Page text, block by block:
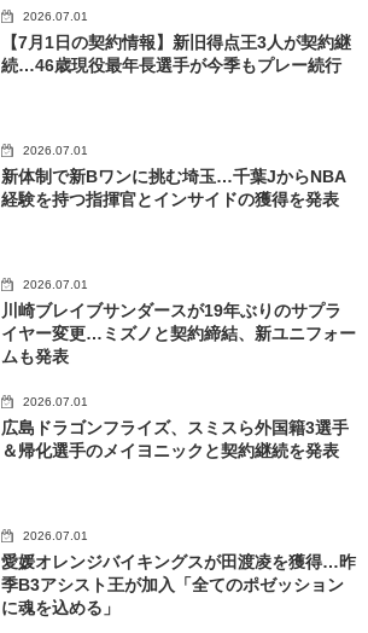
2026.07.01
【7月1日の契約情報】新旧得点王3人が契約継
続…46歳現役最年長選手が今季もプレー続行
2026.07.01
新体制で新Bワンに挑む埼玉…千葉JからNBA
経験を持つ指揮官とインサイドの獲得を発表
2026.07.01
川崎ブレイブサンダースが19年ぶりのサプラ
イヤー変更…ミズノと契約締結、新ユニフォー
ムも発表
2026.07.01
広島ドラゴンフライズ、スミスら外国籍3選手
＆帰化選手のメイヨニックと契約継続を発表
2026.07.01
愛媛オレンジバイキングスが田渡凌を獲得…昨
季B3アシスト王が加入「全てのポゼッション
に魂を込める」